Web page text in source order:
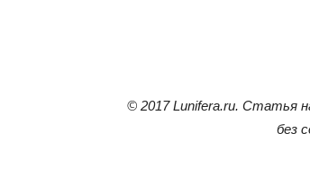
© 2017 Lunifera.ru. Статья
без